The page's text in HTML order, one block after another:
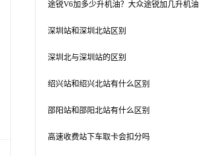
途锐V6加多少升机油？大众途锐加几升机油
深圳站和深圳北站区别
深圳北与深圳站的区别
绍兴站和绍兴北站有什么区别
邵阳站和邵阳北站有什么区别
高速收费站下车取卡会扣分吗